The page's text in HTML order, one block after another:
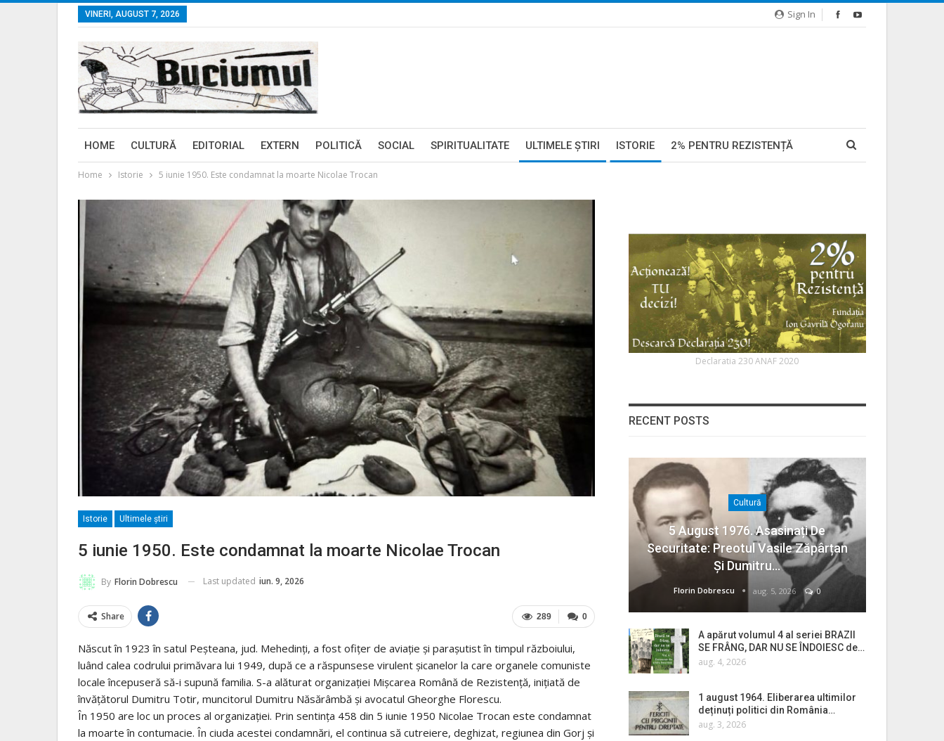
Sign In
VINERI, AUGUST 7, 2026
HOME CULTURĂ EDITORIAL EXTERN POLITICĂ SOCIAL SPIRITUALITATE ULTIMELE ŞTIRI ISTORIE 2% PENTRU REZISTENȚĂ
Home Istorie 5 iunie 1950. Este condamnat la moarte Nicolae Trocan
Istorie Ultimele ştiri
5 iunie 1950. Este condamnat la moarte Nicolae Trocan
By Florin Dobrescu Last updated iun. 9, 2026
0
289
Share
Născut în 1923 în satul Peșteana, jud. Mehedinți, a fost ofițer de aviație și parașutist în timpul războiului,
luând calea codrului primăvara lui 1949, după ce a răspunsese virulent șicanelor la care organele comuniste
locale începuseră să-i supună familia. S-a alăturat organizației Mișcarea Română de Rezistență, inițiată de
învățătorul Dumitru Totir, muncitorul Dumitru Năsărâmbă și avocatul Gheorghe Florescu.
În 1950 are loc un proces al organizației. Prin sentinţa 458 din 5 iunie 1950 Nicolae Trocan este condamnat
la moarte în contumacie. În ciuda acestei condamnări, el continua să cutreiere, deghizat, regiunea din Gorj și
Declaratia 230 ANAF 2020
RECENT POSTS
Cultură
5 August 1976. Asasinați De
Securitate: Preotul Vasile Zăpârțan
Și Dumitru…
Florin Dobrescu aug. 5, 2026 0
A apărut volumul 4 al seriei BRAZII
SE FRÂNG, DAR NU SE ÎNDOIESC de…
aug. 4, 2026
1 august 1964. Eliberarea ultimilor
deținuți politici din România…
aug. 3, 2026